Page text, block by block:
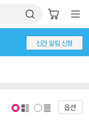
신간 알림 신청
옵션